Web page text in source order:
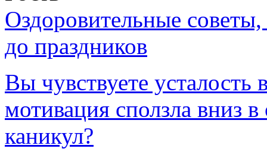
Оздоровительные
до праздников
Вы чувствуете усталость
мотивация сползла вниз
каникул?